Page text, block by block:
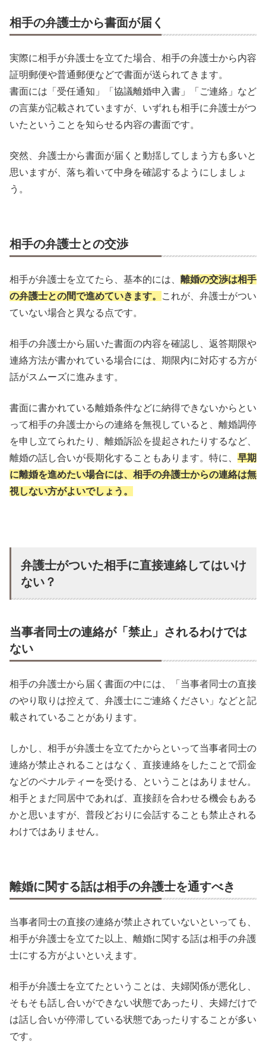
相手の弁護士から書面が届く
実際に相手が弁護士を立てた場合、相手の弁護士から内容
証明郵便や普通郵便などで書面が送られてきます。
書面には「受任通知」「協議離婚申入書」「ご連絡」など
の言葉が記載されていますが、いずれも相手に弁護士がつ
いたということを知らせる内容の書面です。
突然、弁護士から書面が届くと動揺してしまう方も多いと
思いますが、落ち着いて中身を確認するようにしましょ
う。
相手の弁護士との交渉
相手が弁護士を立てたら、基本的には、 離婚の交渉は相手
の弁護士との間で進めていきます。
これが、弁護士がつい
ていない場合と異なる点です。
相手の弁護士から届いた書面の内容を確認し、返答期限や
連絡方法が書かれている場合には、期限内に対応する方が
話がスムーズに進みます。
書面に書かれている離婚条件などに納得できないからとい
って相手の弁護士からの連絡を無視していると、離婚調停
を申し立てられたり、離婚訴訟を提起されたりするなど、
離婚の話し合いが長期化することもあります。特に、 早期
に離婚を進めたい場合には、相手の弁護士からの連絡は無
視しない方がよいでしょう。
弁護士がついた相手に直接連絡してはいけ
ない？
当事者同士の連絡が「禁止」されるわけでは
ない
相手の弁護士から届く書面の中には、「当事者同士の直接
のやり取りは控えて、弁護士にご連絡ください」などと記
載されていることがあります。
しかし、相手が弁護士を立てたからといって当事者同士の
連絡が禁止されることはなく、直接連絡をしたことで罰金
などのペナルティーを受ける、ということはありません。
相手とまだ同居中であれば、直接顔を合わせる機会もある
かと思いますが、普段どおりに会話することも禁止される
わけではありません。
離婚に関する話は相手の弁護士を通すべき
当事者同士の直接の連絡が禁止されていないといっても、
相手が弁護士を立てた以上、離婚に関する話は相手の弁護
士にする方がよいといえます。
相手が弁護士を立てたということは、夫婦関係が悪化し、
そもそも話し合いができない状態であったり、夫婦だけで
は話し合いが停滞している状態であったりすることが多い
です。